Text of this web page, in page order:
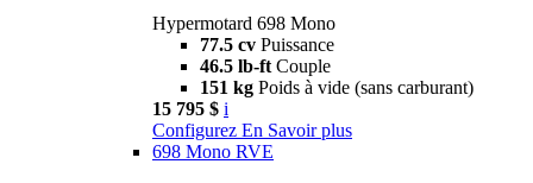
Hypermotard 698 Mono
77.5 cv Puissance
46.5 lb-ft Couple
151 kg Poids à vide (sans carburant)
15 795 $ i
Configurez En Savoir plus
698 Mono RVE